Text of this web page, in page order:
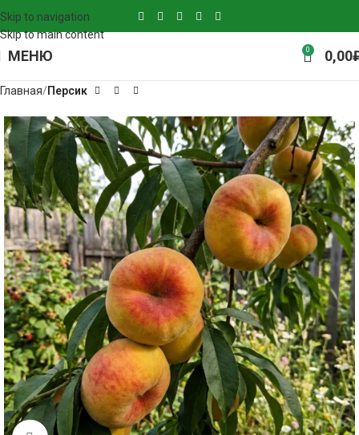
Skip to navigation
Skip to main content
МЕНЮ 0 0,00
Главная Персик